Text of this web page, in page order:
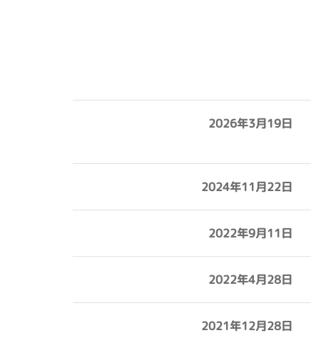
2026年3月19日
2024年11月22日
2022年9月11日
2022年4月28日
2021年12月28日